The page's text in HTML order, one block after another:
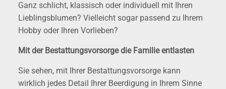
Ganz schlicht, klassisch oder individuell mit Ihren
Lieblingsblumen? Vielleicht sogar passend zu Ihrem
Hobby oder Ihren Vorlieben?
Mit der Bestattungsvorsorge die Familie entlasten
Sie sehen, mit Ihrer Bestattungsvorsorge kann
wirklich jedes Detail Ihrer Beerdigung in Ihrem Sinne